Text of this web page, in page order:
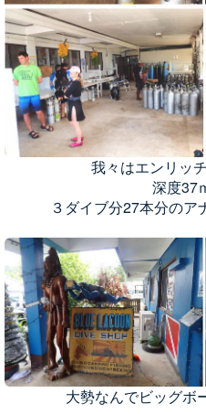
我々はエンリッ
深度37
３ダイブ分27本分のア
大勢なんでビッグボ